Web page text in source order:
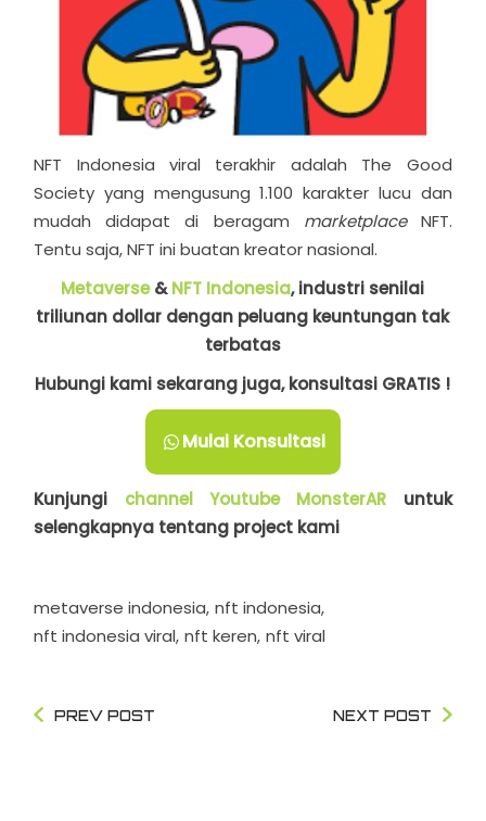
NFT Indonesia viral terakhir adalah The Good
Society yang mengusung 1.100 karakter lucu dan
mudah didapat di beragam marketplace NFT.
Tentu saja, NFT ini buatan kreator nasional.
Metaverse&NFT Indonesia, industri senilai
triliunan dollar dengan peluang keuntungan tak
terbatas
Hubungi kami sekarang juga, konsultasi GRATIS !
Mulai Konsultasi
Kunjungi channel Youtube MonsterAR untuk
selengkapnya tentang project kami
metaverse indonesia nft indonesia
nft indonesia viral nft keren nft viral
PREV POST NEXT POST